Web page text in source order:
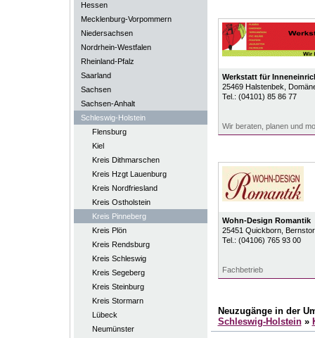
Hessen
Mecklenburg-Vorpommern
Niedersachsen
Nordrhein-Westfalen
Rheinland-Pfalz
Saarland
Sachsen
Sachsen-Anhalt
Schleswig-Holstein
Flensburg
Kiel
Kreis Dithmarschen
Kreis Hzgt Lauenburg
Kreis Nordfriesland
Kreis Ostholstein
Kreis Pinneberg
Kreis Plön
Kreis Rendsburg
Kreis Schleswig
Kreis Segeberg
Kreis Steinburg
Kreis Stormarn
Lübeck
Neumünster
Werkstatt für
25469 Halstenbek ,
Tel.: (04101) 85 86 77
Wir beraten, planen und
Wohn-Design Romantik
25451 Quickborn,
Tel.: (04106) 765 93 00
Fachbetrieb
Neuzugänge in der
Schleswig-Holstein»